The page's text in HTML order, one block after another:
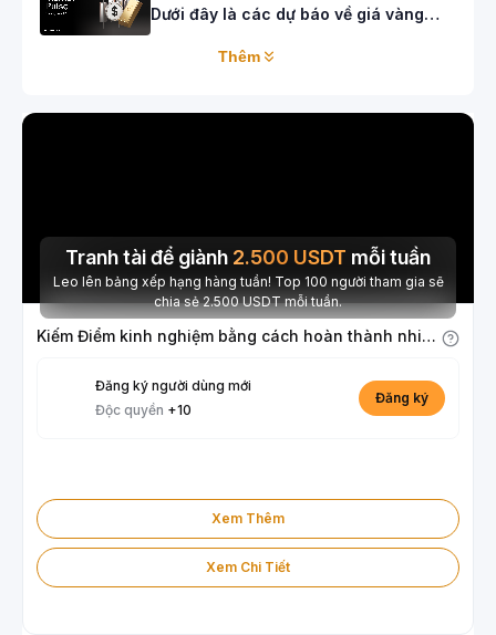
Dưới đây là các dự báo về giá vàng
Thêm
Tranh tài để giành 2.500 USDT mỗi tuần
Leo lên bảng xếp hạng hàng tuần! Top 100 người tham gia sẽ
chia sẻ 2.500 USDT mỗi tuần.
Kiếm Điểm kinh nghiệm bằng cách hoàn thành nhiệm vụ
Đăng ký người dùng mới
Độc quyền +10
Đăng ký
Xem Thêm
Xem Chi Tiết